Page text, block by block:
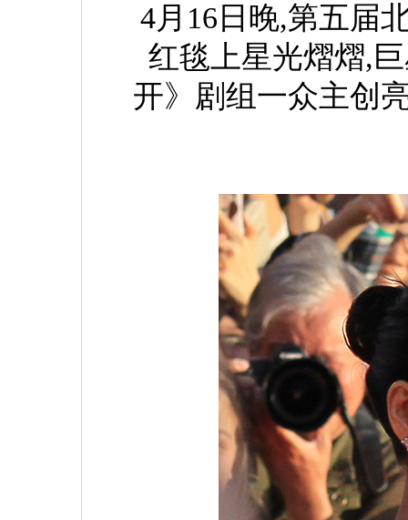
4月16日晚,第五届
红毯上星光熠熠,
开》剧组一众主创